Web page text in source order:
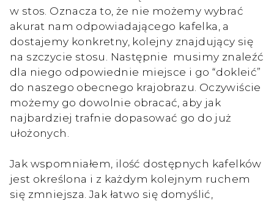
w stos. Oznacza to, że nie możemy wybrać
akurat nam odpowiadającego kafelka, a
dostajemy konkretny, kolejny znajdujący się
na szczycie stosu. Następnie musimy znaleźć
dla niego odpowiednie miejsce i go “dokleić”
do naszego obecnego krajobrazu. Oczywiście
możemy go dowolnie obracać, aby jak
najbardziej trafnie dopasować go do już
ułożonych.
Jak wspomniałem, ilość dostępnych kafelków
jest określona i z każdym kolejnym ruchem
się zmniejsza. Jak łatwo się domyślić,